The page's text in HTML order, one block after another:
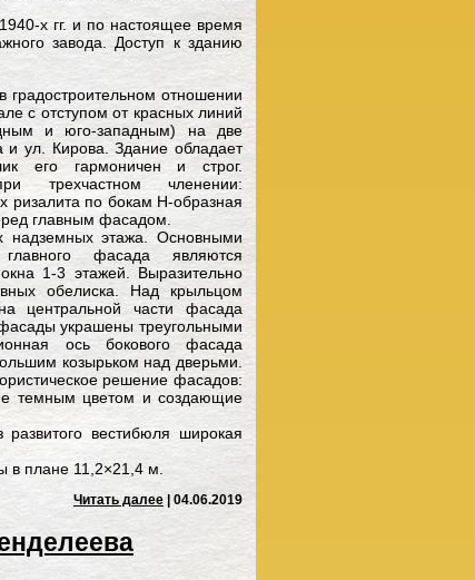
х гг. и по настоящее время
завода. Доступ к зданию
отношении
с отступом от красных линий
и юго-западным) на две
ул. Кирова. Здание обладает
его гармоничен и строг.
трехчастном членении:
ризалита по бокам Н-образная
главным фасадом.
надземных этажа. Основными
фасада являются
1-3 этажей. Выразительно
обелиска. Над крыльцом
центральной части фасада
украшены треугольными
ось бокового фасада
козырьком над дверьми.
решение фасадов:
темным цветом и создающие
вестибюля широкая
плане 11,2×21,4 м.
Читать далее| 04.06.2019